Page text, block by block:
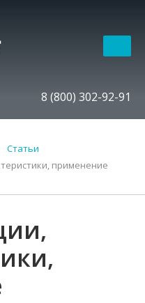
8 (800) 302-92-91
Статьи
применение